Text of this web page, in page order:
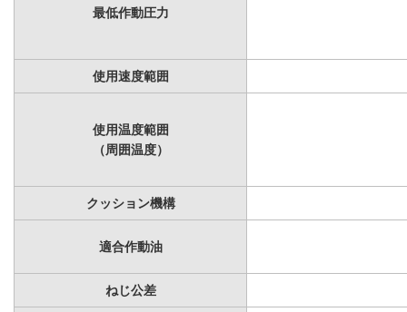
最低作動圧力
使用速度範囲
使用温度範囲
（周囲温度）
クッション機構
適合作動油
ねじ公差